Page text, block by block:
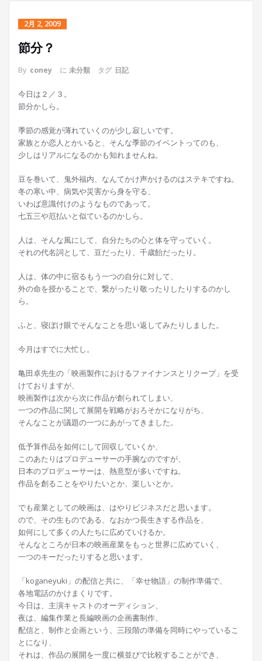
2月 2, 2009
節分？
By coney に 未分類 タグ 日記
今日は２／３。
節分かしら。
季節の感覚が薄れていくのが少し寂しいです。
家族とか恋人とかいると、そんな季節のイベントってのも、
少しはリアルになるのかも知れませんね。
豆を巻いて、鬼外福内、なんてかけ声かけるのはステキですね。
冬の寒い中、病気や災害から身を守る、
いわば意識付けのようなものであって。
七五三や厄払いと似ているのかしら。
人は、そんな風にして、自分たちの心と体を守っていく。
それの代名詞として、豆だったり、千歳飴だったり。
人は、体の中に宿るもう一つの自分に対して、
外の命を授かることで、繋がったり敬ったりしたりするのかし
ら。
ふと、寝ぼけ眼でそんなことを思い返してみたりしました。
今月はすでに大忙し。
亀田卓先生の「映画製作におけるファイナンスとリクープ」を受
けておりますが、
映画製作は次から次に作品が創られてしまい、
一つの作品に関して展開を戦略がおろそかになりがち、
そんなことが議題の一つにあがってきました。
低予算作品を如何にして回収していくか、
このあたりはプロデューサーの手腕なのですが、
日本のプロデューサーは、熱意型が多いですね。
作品を創ることをやりたいとか、楽しいとか。
でも産業としての映画は、はやりビジネスだと思います。
ので、その生ものである、なおかつ長生きする作品を、
如何にして多くの人たちに広めていけるか。
そんなところが日本の映画産業をもっと世界に広めていく、
一つのキーだったりすると思います。
「koganeyuki」の配信と共に、「幸せ物語」の制作準備で、
各地電話のかけまくりです。
今日は、主演キャストのオーディション、
夜は、編集作業と長編映画の企画書制作、
配信と、制作と企画という、三段階の準備を同時にやっているこ
とになり、
それは、作品の展開を一度に横並びで比較することができ、